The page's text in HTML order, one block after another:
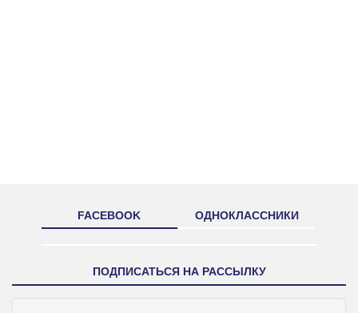
FACEBOOK ОДНОКЛАССНИКИ
ПОДПИСАТЬСЯ НА РАССЫЛКУ